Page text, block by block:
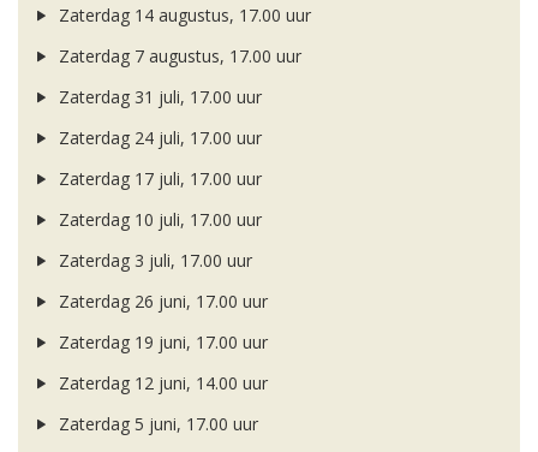
Zaterdag 14 augustus, 17.00 uur
Zaterdag 7 augustus, 17.00 uur
Zaterdag 31 juli, 17.00 uur
Zaterdag 24 juli, 17.00 uur
Zaterdag 17 juli, 17.00 uur
Zaterdag 10 juli, 17.00 uur
Zaterdag 3 juli, 17.00 uur
Zaterdag 26 juni, 17.00 uur
Zaterdag 19 juni, 17.00 uur
Zaterdag 12 juni, 14.00 uur
Zaterdag 5 juni, 17.00 uur